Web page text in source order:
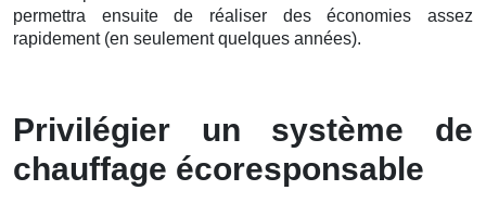
permettra ensuite de réaliser des économies assez
rapidement (en seulement quelques années).
Privilégier un système de
chauffage écoresponsable